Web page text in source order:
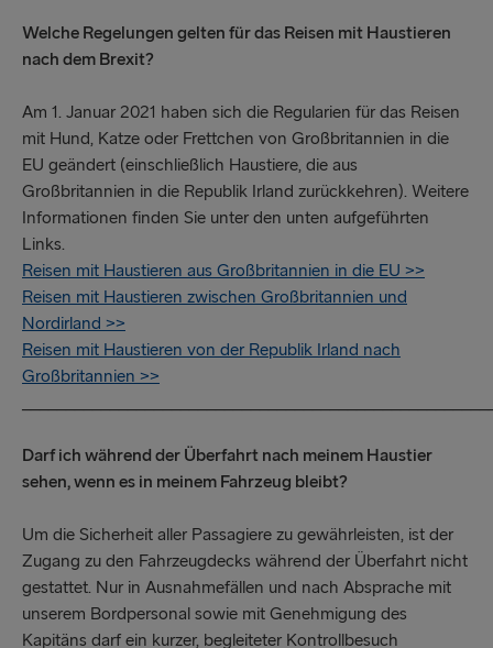
Welche Regelungen gelten für das Reisen mit Haustieren
nach dem Brexit?
Am 1. Januar 2021 haben sich die Regularien für das Reisen
mit Hund, Katze oder Frettchen von Großbritannien in die
EU geändert (einschließlich Haustiere, die aus
Großbritannien in die Republik Irland zurückkehren). Weitere
Informationen finden Sie unter den unten aufgeführten
Links.
Reisen mit Haustieren aus Großbritannien in die EU >>
Reisen mit Haustieren zwischen Großbritannien und
Nordirland >>
Reisen mit Haustieren von der Republik Irland nach
Großbritannien >>
Darf ich während der Überfahrt nach meinem Haustier
sehen, wenn es in meinem Fahrzeug bleibt?
Um die Sicherheit aller Passagiere zu gewährleisten, ist der
Zugang zu den Fahrzeugdecks während der Überfahrt nicht
gestattet. Nur in Ausnahmefällen und nach Absprache mit
unserem Bordpersonal sowie mit Genehmigung des
Kapitäns darf ein kurzer, begleiteter Kontrollbesuch